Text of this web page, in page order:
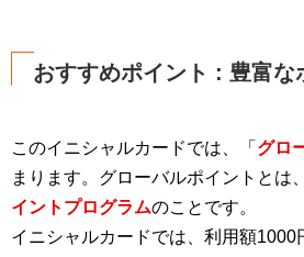
おすすめポイント : 豊富な
このイニシャルカードでは、「 グロ
まります。グローバルポイントとは、
イントプログラムのことです。
イニシャルカードでは、利用額1000